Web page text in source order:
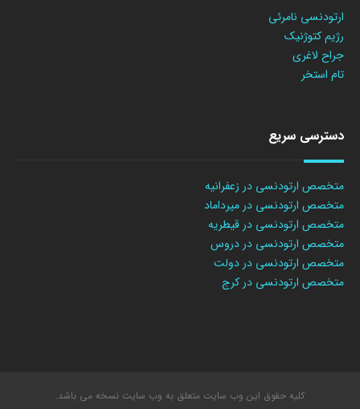
ارتودنسی نامرئی
رژیم کتوژنیک
جراح لاغری
تام استخر
دسترسی سریع
متخصص ارتودنسی در زعفرانیه
متخصص ارتودنسی در میرداماد
متخصص ارتودنسی در قیطریه
متخصص ارتودنسی در دروس
متخصص ارتودنسی در دولت
متخصص ارتودنسی در کرج
کلیه حقوق این وب سایت متعلق به وب سایت نسخه می باشد.